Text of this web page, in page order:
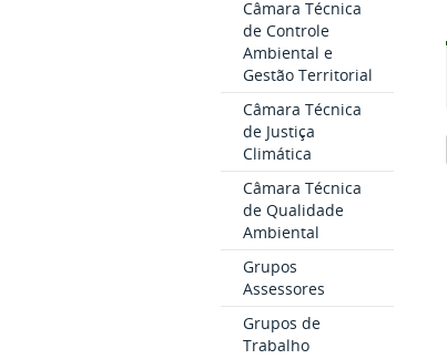
Câmara Técnica
de Controle
Ambiental e
Gestão Territorial
Câmara Técnica
de Justiça
Climática
Câmara Técnica
de Qualidade
Ambiental
Grupos
Assessores
Grupos de
Trabalho